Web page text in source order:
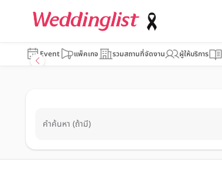
Event แพ็คเกจ รวมสถานที่จัดงาน ผู้ให้บริการ
คำค้นหา (ถ้ามี)